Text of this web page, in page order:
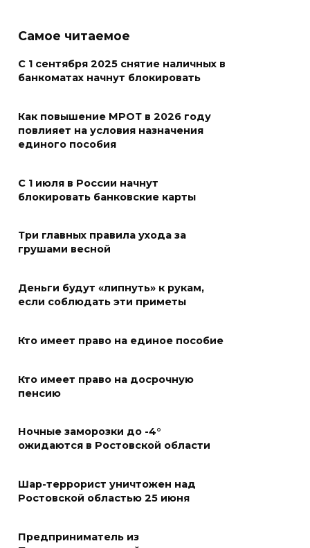
приметы на 7 августа
06 августа 2026 22:32
подвальные котельные и
обновят теплосети
Вся акватория в цветах:
распустились кувшинки
06 августа 2026 20:56
Перспективы недвижимости
Ростова произошло
аварийное отключение света
Шахбокс, падел и пилон: в
зарегистрировали новые
виды спорта
06 августа 2026 19:30
Самое читаемое
С 1 сентября 2025 снятие наличных в
банкоматах начнут блокировать
Как повышение МРОТ в 2026 году
повлияет на условия назначения
единого пособия
С 1 июля в России начнут
блокировать банковские карты
Три главных правила ухода за
грушами весной
Деньги будут «липнуть» к рукам,
если соблюдать эти приметы
Кто имеет право на единое пособие
Кто имеет право на досрочную
пенсию
Ночные заморозки до -4°
ожидаются в Ростовской области
Шар-террорист уничтожен над
Ростовской областью 25 июня
Предприниматель из